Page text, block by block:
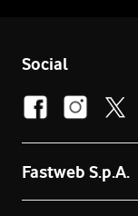
Social
Fastweb S.p.A.